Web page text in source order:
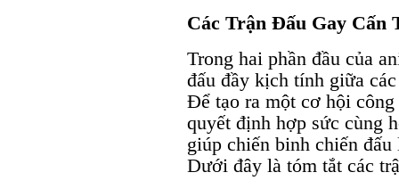
Các Trận Đấu Gay Cấn
Trong hai phần đầu của
đấu đầy kịch tính giữa
Để tạo ra một cơ hội
quyết định hợp sức cùng
giúp chiến binh chiến
Dưới đây là tóm tắt các